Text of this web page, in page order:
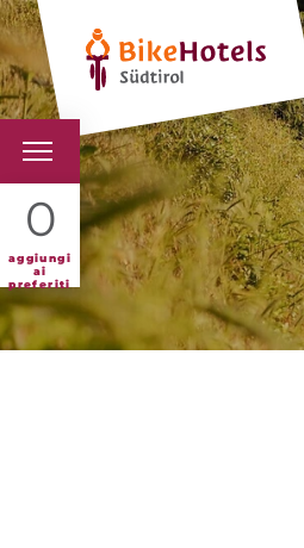
0
aggiungi
ai
preferiti
HOTELS
TOUR &